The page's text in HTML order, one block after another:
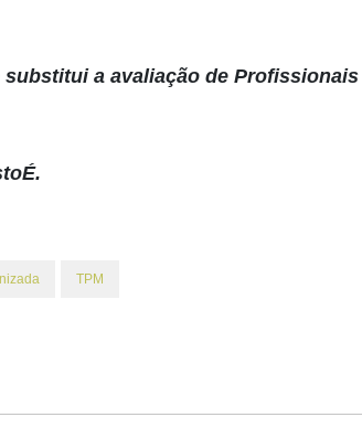
a avaliação de Profissionais
TPM